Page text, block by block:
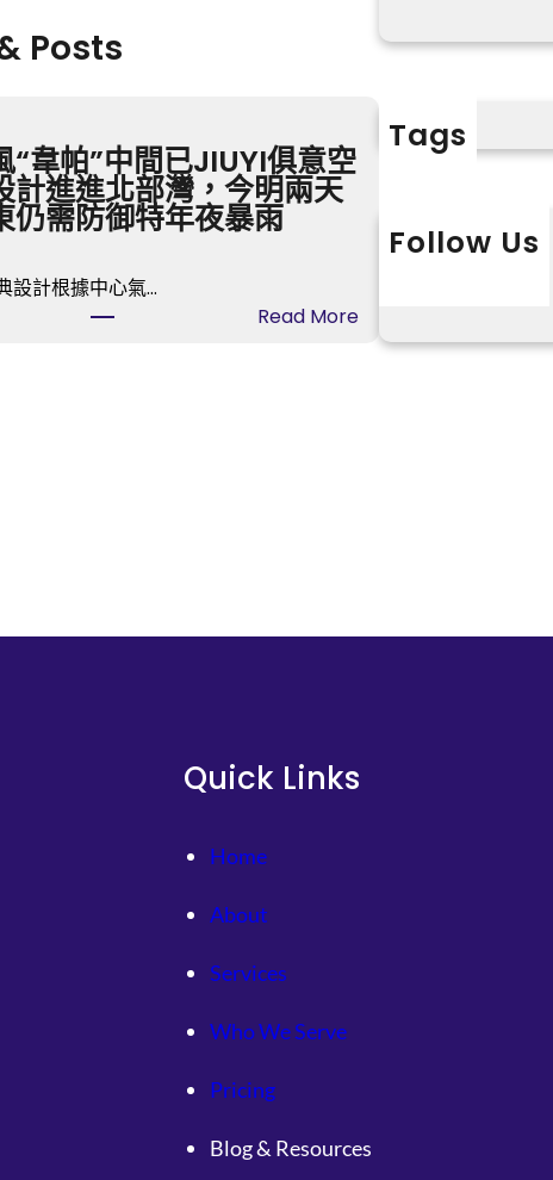
Posts
“韋帕”中間已JIUYI俱意空
計進進北部灣，今明兩天
仍需防御特年夜暴雨
設計根據中心氣…
Read More:
臺
I
意
兩
Tags
Follow Us
Quick Links
Home
About
Services
Who We Serve
Pricing
Blog & Resources